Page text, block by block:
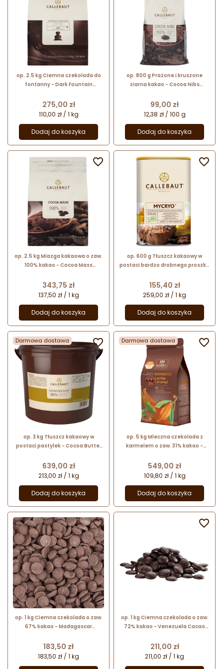
op. 2.5 kg Ciemna czekolada do
fontanny - Dark Fountain
kat. CHD-N811FOUNE4-U71
Cena
275,00 zł
110,00 zł / 1 kg
Dodaj do koszyka
op. 800 g Prażone i kruszone
ziarna kakao - Cocoa Nibs
X47
Cena
99,00 zł
12,38 zł / 100 g
Dodaj do koszyka
op. 2.5 kg Miazga kakaowa o zaw.
100% kakao - Cocoa Mass
U70
Cena
343,75 zł
137,50 zł / 1 kg
Dodaj do koszyka

op. 600 g Tłuszcz kakaowy w
postaci bardzo drobnego proszku
NCB-HD706-E0-W44
Cena
155,40 zł
259,00 zł / 1 kg
Dodaj do koszyka

Darmowa dostawa
op. 3 kg Tłuszcz kakaowy w
postaci pastylek - Cocoa Butter
NCB-HDO3-654
Cena
639,00 zł
213,00 zł / 1 kg
Dodaj do koszyka
 Darmowa dostawa
op. 5 kg Mleczna czekolada z
karmelem o zaw. 31% kakao -
czekolada w kaletkach
Cena
549,00 zł
109,80 zł / 1 kg
Dodaj do koszyka

op. 1 kg Ciemna czekolada o zaw.
67% kakao - Madagascar
Cena
183,50 zł
183,50 zł / 1 kg

op. 1 kg Ciemna czekolada o zaw.
72% kakao - Venezuela Cacao
Cena
211,00 zł
211,00 zł / 1 kg
